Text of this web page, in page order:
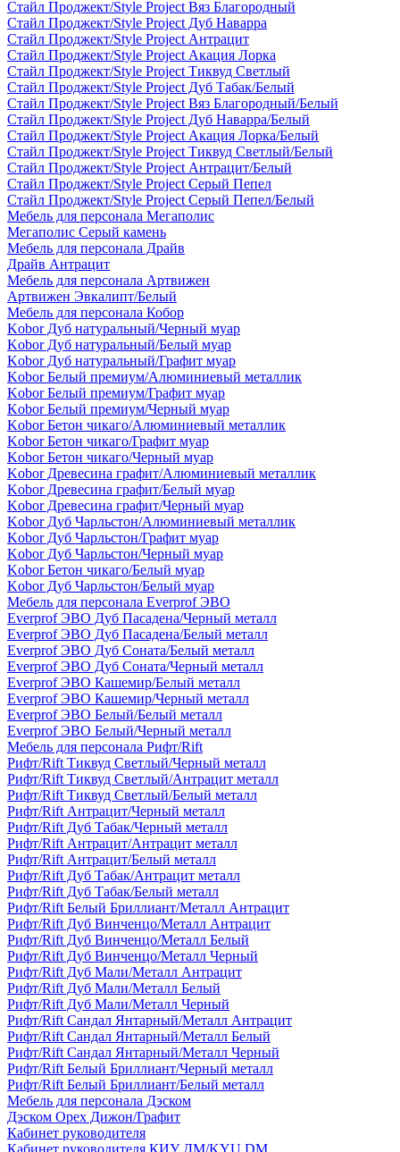
Стайл Проджект/Style Project Вяз Благородный
Стайл Проджект/Style Project Дуб Наварра
Стайл Проджект/Style Project Антрацит
Стайл Проджект/Style Project Акация Лорка
Стайл Проджект/Style Project Тиквуд Светлый
Стайл Проджект/Style Project Дуб Табак/Белый
Стайл Проджект/Style Project Вяз Благородный/Белый
Стайл Проджект/Style Project Дуб Наварра/Белый
Стайл Проджект/Style Project Акация Лорка/Белый
Стайл Проджект/Style Project Тиквуд Светлый/Белый
Стайл Проджект/Style Project Антрацит/Белый
Стайл Проджект/Style Project Серый Пепел
Стайл Проджект/Style Project Серый Пепел/Белый
Мебель для персонала Мегаполис
Мегаполис Серый камень
Мебель для персонала Драйв
Драйв Антрацит
Мебель для персонала Артвижен
Артвижен Эвкалипт/Белый
Мебель для персонала Кобор
Kobor Дуб натуральный/Черный муар
Kobor Дуб натуральный/Белый муар
Kobor Дуб натуральный/Графит муар
Kobor Белый премиум/Алюминиевый металлик
Kobor Белый премиум/Графит муар
Kobor Белый премиум/Черный муар
Kobor Бетон чикаго/Алюминиевый металлик
Kobor Бетон чикаго/Графит муар
Kobor Бетон чикаго/Черный муар
Kobor Древесина графит/Алюминиевый металлик
Kobor Древесина графит/Белый муар
Kobor Древесина графит/Черный муар
Kobor Дуб Чарльстон/Алюминиевый металлик
Kobor Дуб Чарльстон/Графит муар
Kobor Дуб Чарльстон/Черный муар
Kobor Бетон чикаго/Белый муар
Kobor Дуб Чарльстон/Белый муар
Мебель для персонала Everprof ЭВО
Everprof ЭВО Дуб Пасадена/Черный металл
Everprof ЭВО Дуб Пасадена/Белый металл
Everprof ЭВО Дуб Соната/Белый металл
Everprof ЭВО Дуб Соната/Черный металл
Everprof ЭВО Кашемир/Белый металл
Everprof ЭВО Кашемир/Черный металл
Everprof ЭВО Белый/Белый металл
Everprof ЭВО Белый/Черный металл
Мебель для персонала Рифт/Rift
Рифт/Rift Тиквуд Светлый/Черный металл
Рифт/Rift Тиквуд Светлый/Антрацит металл
Рифт/Rift Тиквуд Светлый/Белый металл
Рифт/Rift Антрацит/Черный металл
Рифт/Rift Дуб Табак/Черный металл
Рифт/Rift Антрацит/Антрацит металл
Рифт/Rift Антрацит/Белый металл
Рифт/Rift Дуб Табак/Антрацит металл
Рифт/Rift Дуб Табак/Белый металл
Рифт/Rift Белый Бриллиант/Металл Антрацит
Рифт/Rift Дуб Винченцо/Металл Антрацит
Рифт/Rift Дуб Винченцо/Металл Белый
Рифт/Rift Дуб Винченцо/Металл Черный
Рифт/Rift Дуб Мали/Металл Антрацит
Рифт/Rift Дуб Мали/Металл Белый
Рифт/Rift Дуб Мали/Металл Черный
Рифт/Rift Сандал Янтарный/Металл Антрацит
Рифт/Rift Сандал Янтарный/Металл Белый
Рифт/Rift Сандал Янтарный/Металл Черный
Рифт/Rift Белый Бриллиант/Черный металл
Рифт/Rift Белый Бриллиант/Белый металл
Мебель для персонала Дэском
Дэском Орех Дижон/Графит
Кабинет руководителя
Кабинет руководителя КИУ ДМ/KYU DM